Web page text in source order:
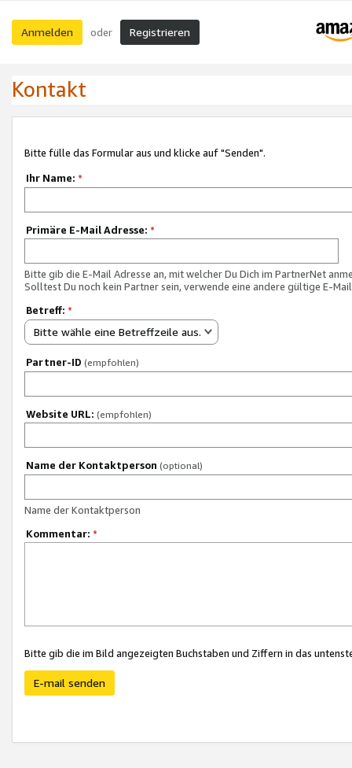
Anmelden oder Registrieren
Kontakt
Bitte fülle das Formular aus und klicke auf "Senden".
Ihr Name: *
Primäre E-Mail Adresse: *
Bitte gib die E-Mail Adresse an, mit welcher Du Dich im PartnerNet
Solltest Du noch kein Partner sein, verwende eine andere gültige E-
Betreff: *
Bitte wähle eine Betreffzeile aus.
Partner-ID (empfohlen)
Website URL: (empfohlen)
Name der Kontaktperson (optional)
Name der Kontaktperson
Kommentar: *
Bitte gib die im Bild angezeigten Buchstaben und Ziffern in das
E-mail senden